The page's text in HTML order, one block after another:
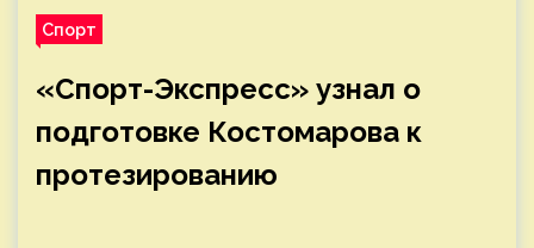
Спорт
«Спорт-Экспресс» узнал о
подготовке Костомарова к
протезированию